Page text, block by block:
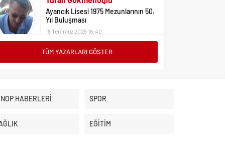
Ayancık Lisesi 1975 Mezunlarının 50.
Yıl Buluşması
18 Temmuz 2025 16:40
Adil Yıldız
Üniversite Tercihleri İçin Öneriler
TÜM YAZARLARI GÖSTER
HABERLERİ SPOR
EĞİTİM